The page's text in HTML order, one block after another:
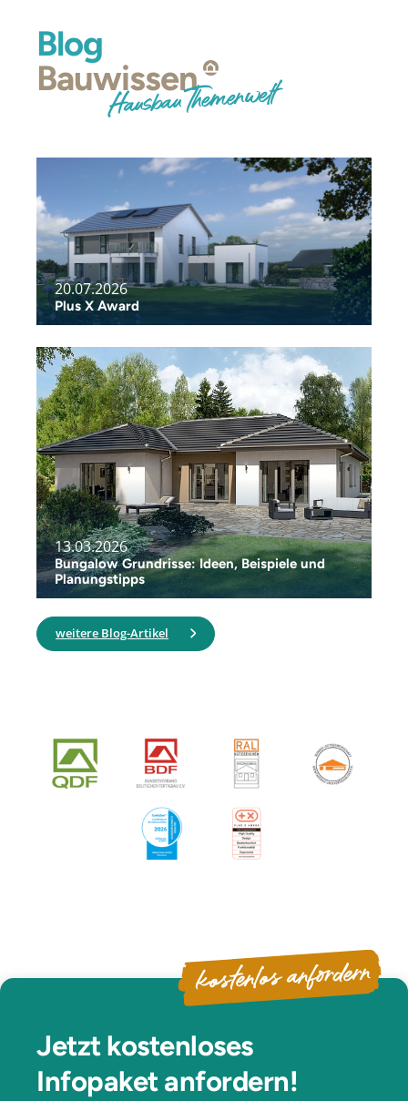
Blog
Bauwissen
Hausbau Themenwelt
20.07.2026
Plus X Award
13.03.2026
Bungalow Grundrisse: Ideen, Beispiele und
Planungstipps
weitere Blog-Artikel
Jetzt kostenloses
Infopaket anfordern!
kostenlos anfordern